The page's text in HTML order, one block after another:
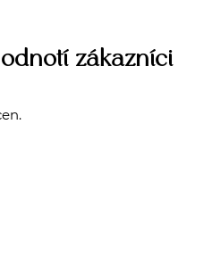
zákazníci